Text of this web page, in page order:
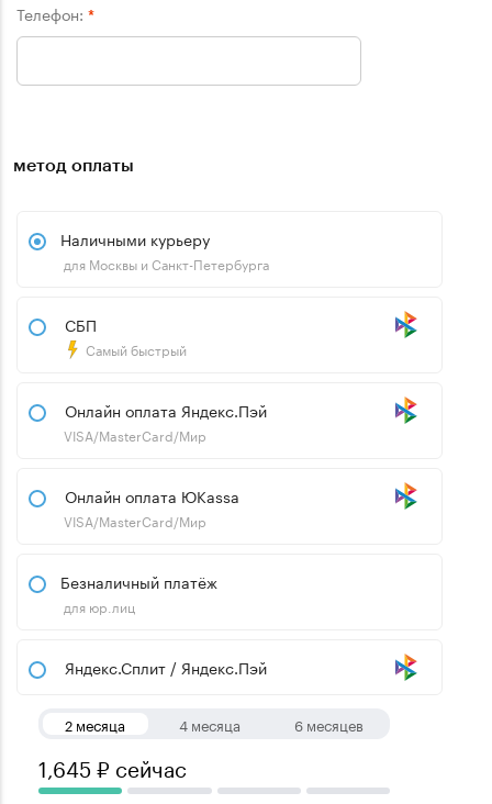
Телефон: *
метод оплаты
Наличными курьеру
для Москвы и Санкт-Петербурга
СБП
Самый быстрый
Онлайн оплата Яндекс.Пэй
VISA/MasterCard/Мир
Онлайн оплата ЮKassa
VISA/MasterCard/Мир
Безналичный платёж
для юр.лиц
Яндекс.Сплит / Яндекс.Пэй
2 месяца 4 месяца 6 месяцев
1,645 ₽ сейчас